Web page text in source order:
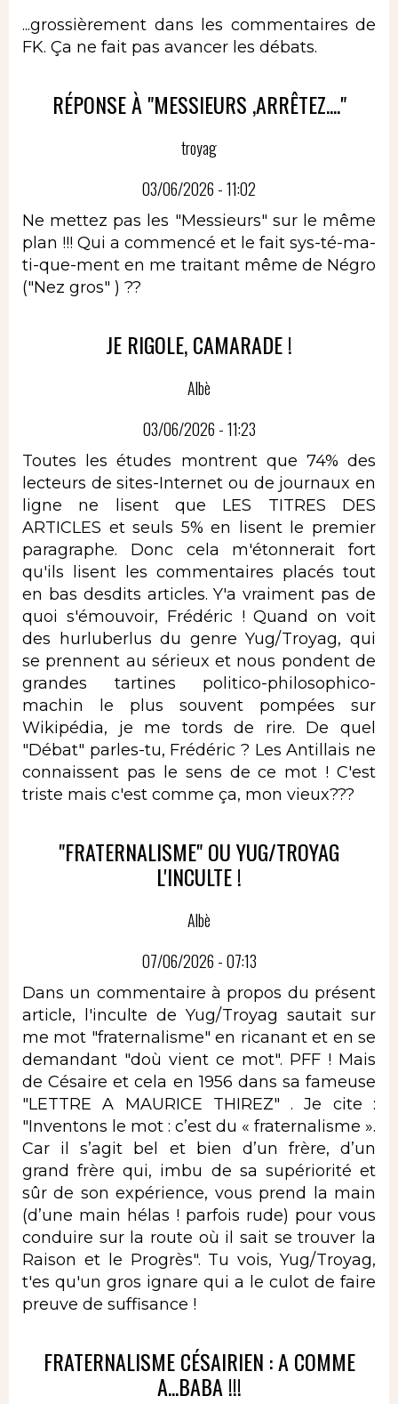
...grossièrement dans les commentaires de
FK. Ça ne fait pas avancer les débats.
RÉPONSE À "MESSIEURS ,ARRÊTEZ...."
troyag
03/06/2026 - 11:02
Ne mettez pas les "Messieurs" sur le même
plan !!! Qui a commencé et le fait sys-té-ma-
ti-que-ment en me traitant même de Négro
("Nez gros" ) ??
JE RIGOLE, CAMARADE !
Albè
03/06/2026 - 11:23
Toutes les études montrent que 74% des
lecteurs de sites-Internet ou de journaux en
ligne ne lisent que LES TITRES DES
ARTICLES et seuls 5% en lisent le premier
paragraphe. Donc cela m'étonnerait fort
qu'ils lisent les commentaires placés tout
en bas desdits articles. Y'a vraiment pas de
quoi s'émouvoir, Frédéric ! Quand on voit
des hurluberlus du genre Yug/Troyag, qui
se prennent au sérieux et nous pondent de
grandes tartines politico-philosophico-
machin le plus souvent pompées sur
Wikipédia, je me tords de rire. De quel
"Débat" parles-tu, Frédéric ? Les Antillais ne
connaissent pas le sens de ce mot ! C'est
triste mais c'est comme ça, mon vieux???
"FRATERNALISME" OU YUG/TROYAG
L'INCULTE !
Albè
07/06/2026 - 07:13
Dans un commentaire à propos du présent
article, l'inculte de Yug/Troyag sautait sur
me mot "fraternalisme" en ricanant et en se
demandant "doù vient ce mot". PFF ! Mais
de Césaire et cela en 1956 dans sa fameuse
"LETTRE A MAURICE THIREZ" . Je cite :
"Inventons le mot : c’est du « fraternalisme ».
Car il s’agit bel et bien d’un frère, d’un
grand frère qui, imbu de sa supériorité et
sûr de son expérience, vous prend la main
(d’une main hélas ! parfois rude) pour vous
conduire sur la route où il sait se trouver la
Raison et le Progrès". Tu vois, Yug/Troyag,
t'es qu'un gros ignare qui a le culot de faire
preuve de suffisance !
FRATERNALISME CÉSAIRIEN : A COMME
A...BABA !!!